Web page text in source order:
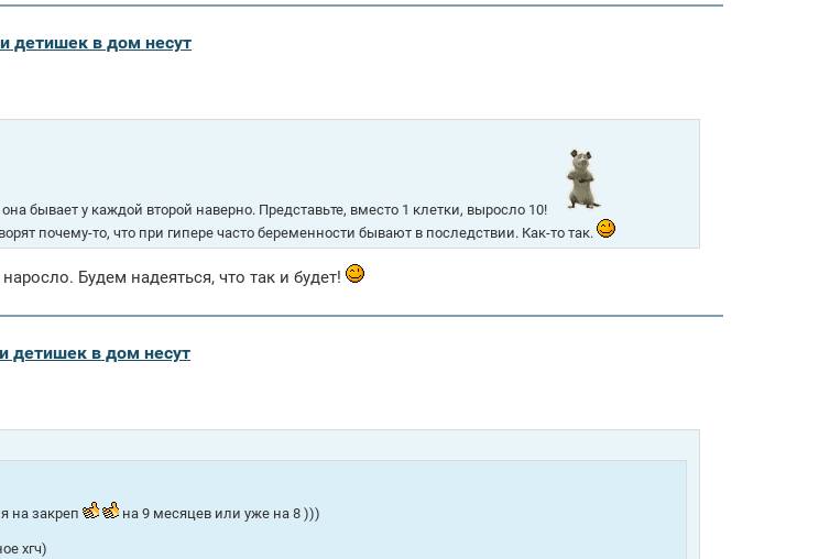
детишек в дом несут
бывает у каждой второй наверно. Представьте, вместо 1 клетки, выросло 10!
почему-то, что при гипере часто беременности бывают в последствии. Как-то так.
Будем надеяться, что так и будет!
детишек в дом несут
на закреп
на 9 месяцев или уже на 8 )))
хгч)